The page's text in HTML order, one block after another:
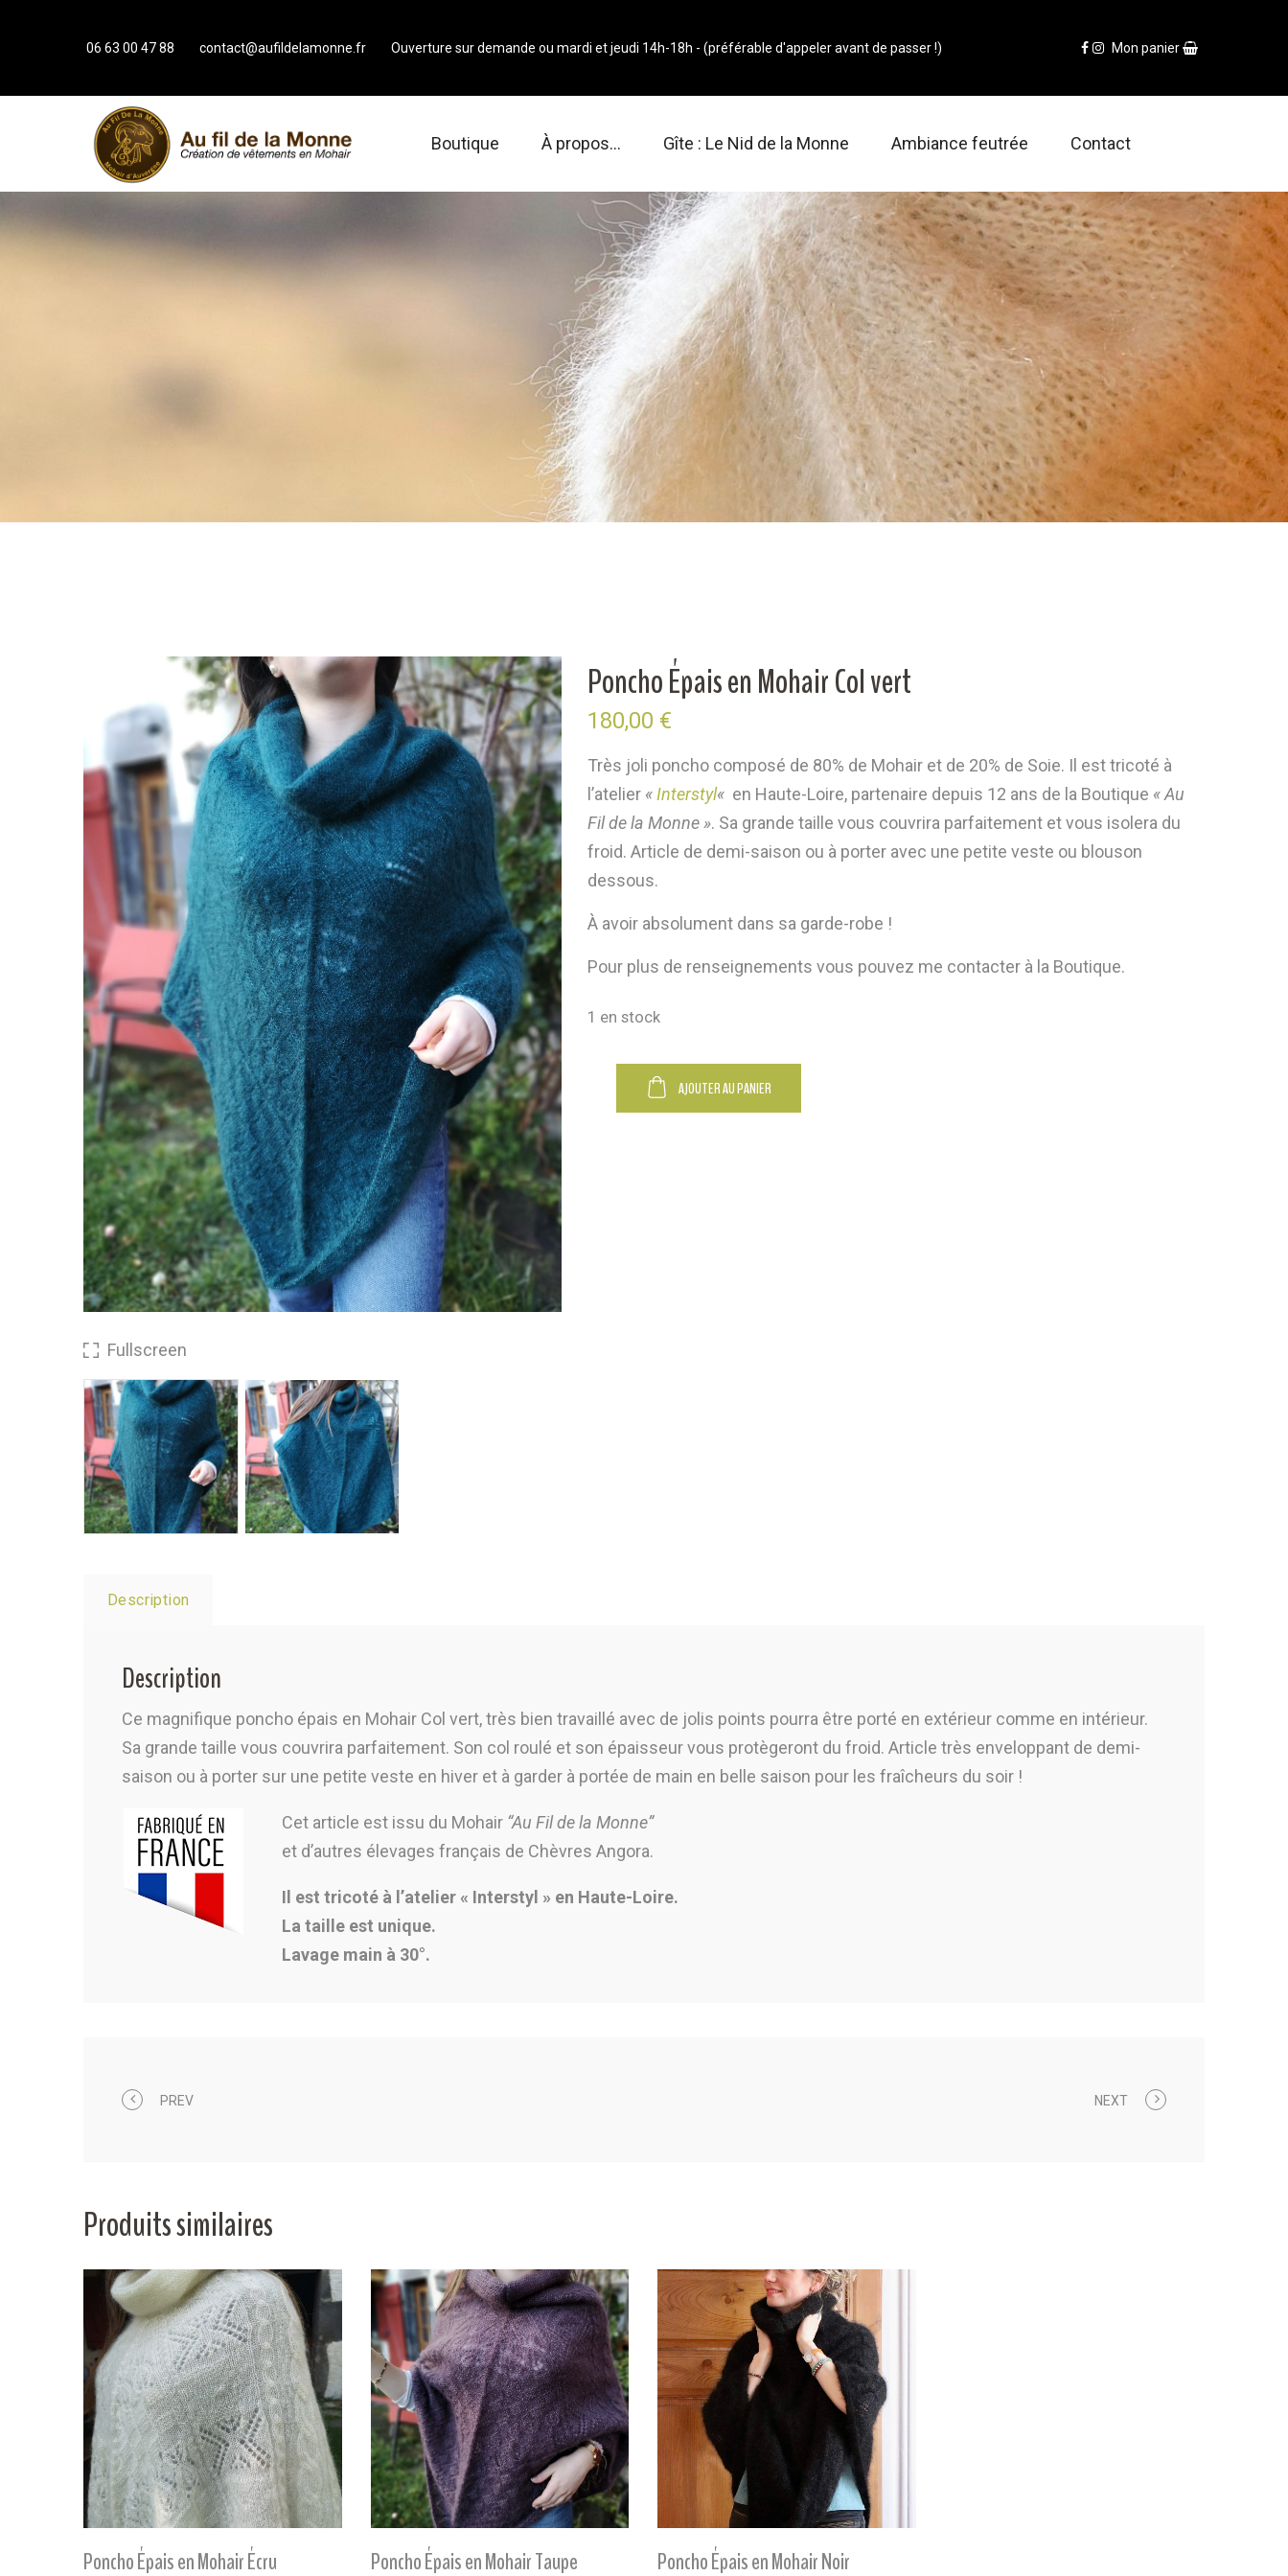
06 63 00 47 88 contact@aufildelamonne.fr Ouverture sur demande ou mardi et jeudi 14h-18h - (préférable d'appeler avant de passer !) Mon panier
Boutique À propos… Gîte : Le Nid de la Monne Ambiance feutrée Contact
Fullscreen
Poncho Épais en Mohair Col vert
180,00 €
Très joli poncho composé de 80% de Mohair et de 20% de Soie. Il est tricoté à
l’atelier « Interstyl« en Haute-Loire, partenaire depuis 12 ans de la Boutique « Au
Fil de la Monne ». Sa grande taille vous couvrira parfaitement et vous isolera du
froid. Article de demi-saison ou à porter avec une petite veste ou blouson
dessous.
À avoir absolument dans sa garde-robe !
Pour plus de renseignements vous pouvez me contacter à la Boutique.
1 en stock
AJOUTER AU PANIER
Description
Description
Ce magnifique poncho épais en Mohair Col vert, très bien travaillé avec de jolis points pourra être porté en extérieur comme en intérieur.
Sa grande taille vous couvrira parfaitement. Son col roulé et son épaisseur vous protègeront du froid. Article très enveloppant de demi-
saison ou à porter sur une petite veste en hiver et à garder à portée de main en belle saison pour les fraîcheurs du soir !
Cet article est issu du Mohair “Au Fil de la Monne”
et d’autres élevages français de Chèvres Angora.
Il est tricoté à l’atelier « Interstyl » en Haute-Loire.
La taille est unique.
Lavage main à 30°.
PREV NEXT
Produits similaires
Poncho Épais en Mohair Écru Poncho Épais en Mohair Taupe Poncho Épais en Mohair Noir